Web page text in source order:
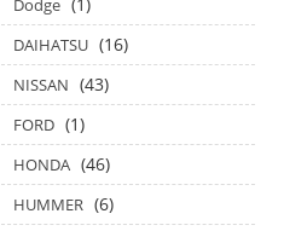
Dodge
DAIHATSU (16)
NISSAN (43)
FORD (1)
HONDA (46)
HUMMER (6)